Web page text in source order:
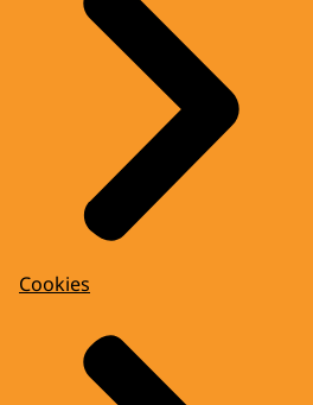
Cookies